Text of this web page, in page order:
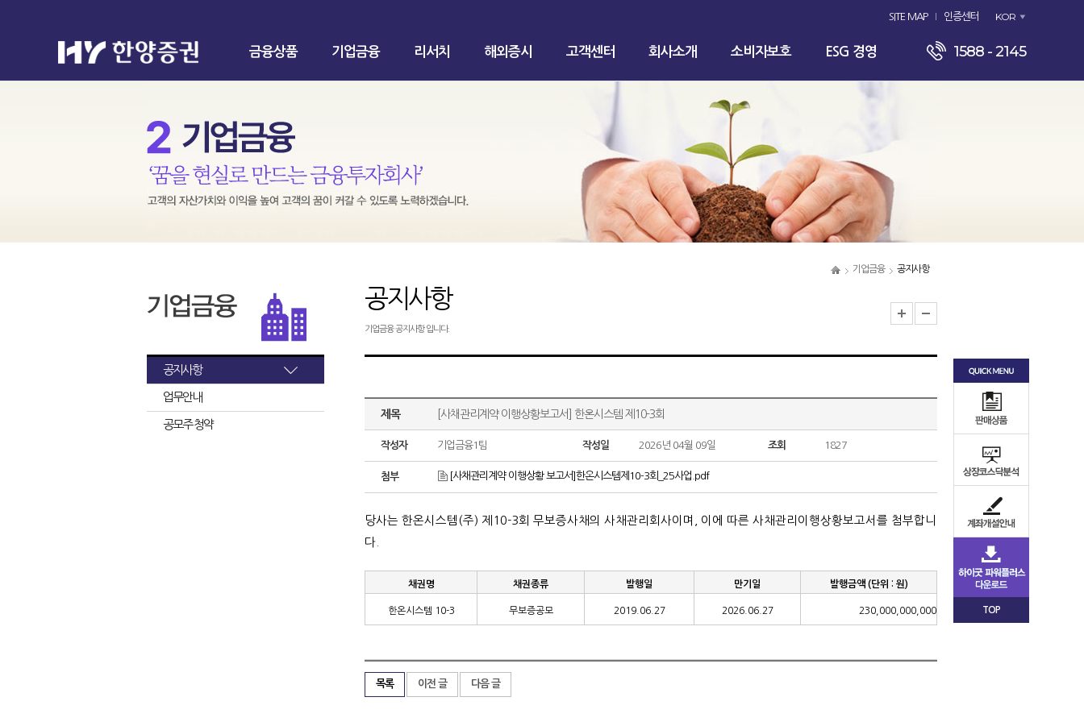
SITE MAP 인증센터 KOR
금융상품 기업금융 리서치 해외증시 고객센터 회사소개 소비자보호 ESG 경영 1588 - 2145
기업금융 공지사항
공지사항
업무안내
공모주 청약
공지사항
기업금융 공지사항 입니다.
제목 [사채관리계약 이행상황보고서] 한온시스템 제10-3회
작성자 기업금융1팀 작성일 2026년 04월 09일 조회 1827
첨부 [사채관리계약 이행상황 보고서]한온시스템제10-3회_25사업.pdf
당사는 한온시스템 (주) 제 10-3회 무보증사채의 사채관리회사이며
이에 따른 사채관리이행상황보고서를 첨부합니
다
채권명 채권종류 발행일 만기일 발행금액(단위 : 원 )
한온시스템 10-3 무보증공모 2019.06.27 2026.06.27 230,000,000,000
목록 이전 글 다음 글
TOP